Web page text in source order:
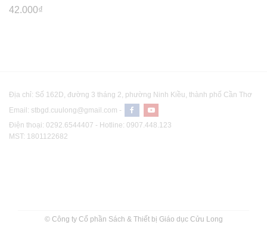
42.000₫
Địa chỉ: Số 162D, đường 3 tháng 2, phường Ninh Kiều, thành phố Cần Thơ
Email: stbgd.cuulong@gmail.com -
Điện thoại: 0292.6544407 - Hotline: 0907.448.123
MST: 1801122682
© Công ty Cổ phần Sách & Thiết bị Giáo dục Cửu Long